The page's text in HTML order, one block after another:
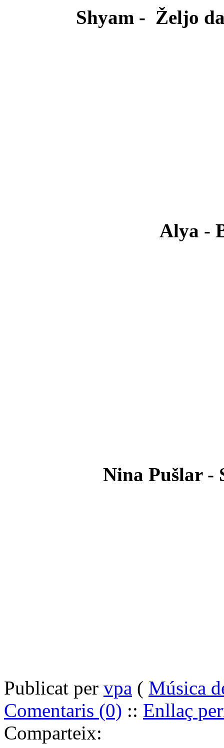
Shyam - Željo
Alya -
Nina Pušlar -
Publicat per vpa ( Música
Comentaris (0) :: Enllaç
Comparteix: